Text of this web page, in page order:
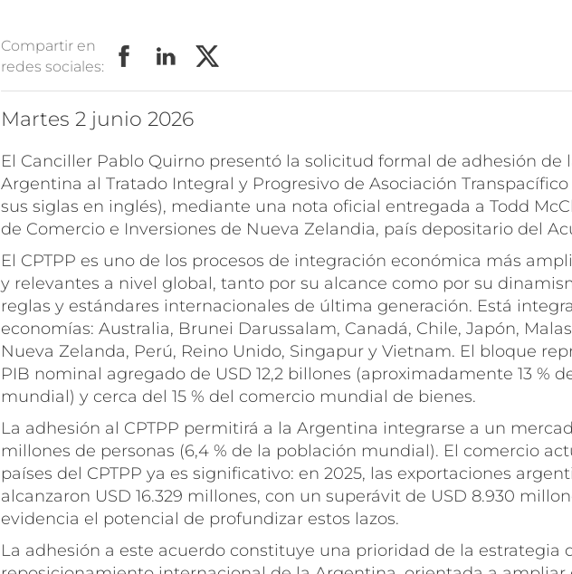
Compartir en
redes sociales:
martes 2 junio 2026
El Canciller Pablo Quirno presentó la solicitud formal de adhesión de
Argentina al Tratado Integral y Progresivo de Asociación Transpacífico
sus siglas en inglés), mediante una nota oficial entregada a Todd
de Comercio e Inversiones de Nueva Zelandia, país depositario del
El CPTPP es uno de los procesos de integración económica más
y relevantes a nivel global, tanto por su alcance como por su
reglas y estándares internacionales de última generación. Está
economías: Australia, Brunei Darussalam, Canadá, Chile, Japón,
Nueva Zelanda, Perú, Reino Unido, Singapur y Vietnam. El bloque
PIB nominal agregado de USD 12,2 billones (aproximadamente 13 %
mundial) y cerca del 15 % del comercio mundial de bienes.
La adhesión al CPTPP permitirá a la Argentina integrarse a un
millones de personas (6,4 % de la población mundial). El comercio
países del CPTPP ya es significativo: en 2025, las exportaciones
alcanzaron USD 16.329 millones, con un superávit de USD 8.930
evidencia el potencial de profundizar estos lazos.
La adhesión a este acuerdo constituye una prioridad de la estrategia